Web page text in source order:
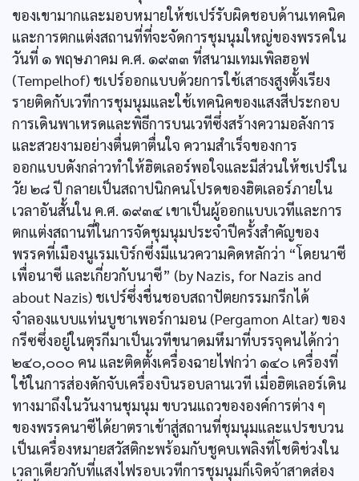
ของเขามากและมอบหมายให้ชเปร์รับผิดชอบด้านเทคนิค
และการตกแต่งสถานที่ที่จะจัดการชุมนุมใหญ่ของพรรคใน
วันที่ ๑ พฤษภาคม ค.ศ. ๑๙๓๓ ที่สนามเทมเพิลฮอฟ
(Tempelhof) ชเปร์ออกแบบด้วยการใช้เสาธงสูงตั้งเรียง
รายติดกับเวทีการชุมนุมและใช้เทคนิคของแสงสีประกอบ
การเดินพาเหรดและพิธีการบนเวทีซึ่งสร้างความอลังการ
และสวยงามอย่างตื่นตาตื่นใจ ความสำเร็จของการ
ออกแบบดังกล่าวทำให้ฮิตเลอร์พอใจและมีส่วนให้ชเปร์ใน
วัย ๒๘ ปี กลายเป็นสถาปนิกคนโปรดของฮิตเลอร์ภายใน
เวลาอันสั้นใน ค.ศ. ๑๙๓๔ เขาเป็นผู้ออกแบบเวทีและการ
ตกแต่งสถานที่ในการจัดชุมนุมประจำปีครั้งสำคัญของ
พรรคที่เมืองนูเรมเบิร์กซึ่งมีแนวความคิดหลักว่า “โดยนาซี
เพื่อนาซี และเกี่ยวกับนาซี” (by Nazis, for Nazis and
about Nazis) ชเปร์ซึ่งชื่นชอบสถาปัตยกรรมกรีกได้
จำลองแบบแท่นบูชาเพอร์กามอน (Pergamon Altar) ของ
กรีซซึ่งอยู่ในตุรกีมาเป็นเวทีขนาดมหึมาที่บรรจุคนได้กว่า
๒๔๐,๐๐๐ คน และติดตั้งเครื่องฉายไฟกว่า ๑๔๐ เครื่องที่
ใช้ในการส่องดักจับเครื่องบินรอบลานเวที เมื่อฮิตเลอร์เดิน
ทางมาถึงในวันงานชุมนุม ขบวนแถวขององค์การต่าง ๆ
ของพรรคนาซีได้ยาตราเข้าสู่สถานที่ชุมนุมและแปรขบวน
เป็นเครื่องหมายสวัสติกะพร้อมกับชูคบเพลิงที่โชติช่วงใน
เวลาเดียวกับที่แสงไฟรอบเวทีการชุมนุมก็เจิดจ้าสาดส่อง